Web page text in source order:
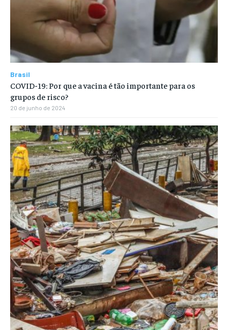
Brasil
COVID-19: Por que a vacina é tão importante para os
grupos de risco?
20 de junho de 2024